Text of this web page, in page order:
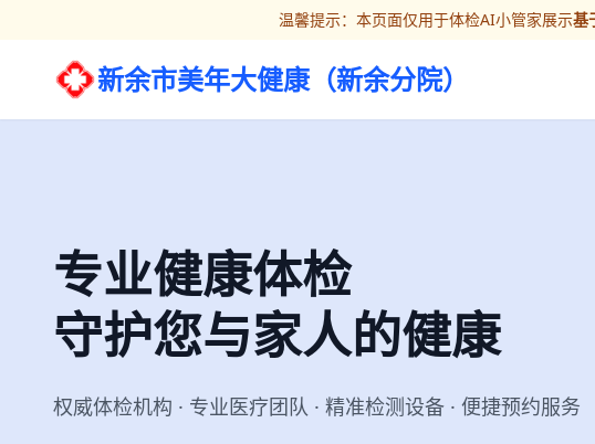
温馨提示：本页面仅用于体检AI小管家展示基
新余市美年大健康（新余分院）
专业健康体检
守护您与家人的健康
权威体检机构 · 专业医疗团队 · 精准检测设备 · 便捷预约服务